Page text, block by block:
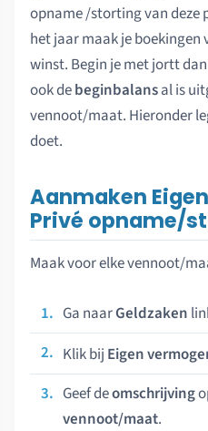
opname /storting van deze
het jaar maak je boekingen
winst. Begin je met jortt
ook debeginbalansal is
vennoot/maat. Hieronder
doet.
Aanmaken
Privé opname/
Maak voor elke vennoot/
Ga naarGeldzaken
Klik bij Eigen
Geef deomschrijving
vennoot/maat.